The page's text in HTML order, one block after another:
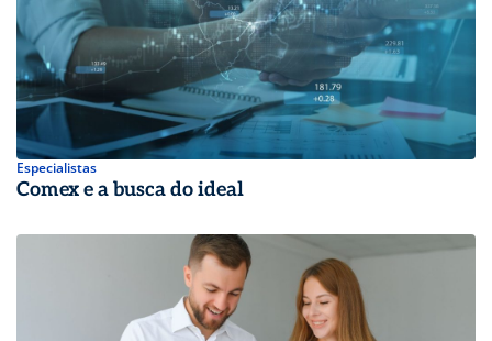
Especialistas
Comex e a busca do ideal